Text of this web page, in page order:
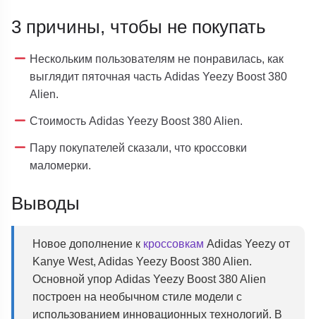
3 причины, чтобы не покупать
Нескольким пользователям не понравилась, как
выглядит пяточная часть Adidas Yeezy Boost 380
Alien.
Стоимость Adidas Yeezy Boost 380 Alien.
Пару покупателей сказали, что кроссовки
маломерки.
Выводы
Новое дополнение к кроссовкам Adidas Yeezy от
Kanye West, Adidas Yeezy Boost 380 Alien.
Основной упор Adidas Yeezy Boost 380 Alien
построен на необычном стиле модели с
использованием инновационных технологий. В